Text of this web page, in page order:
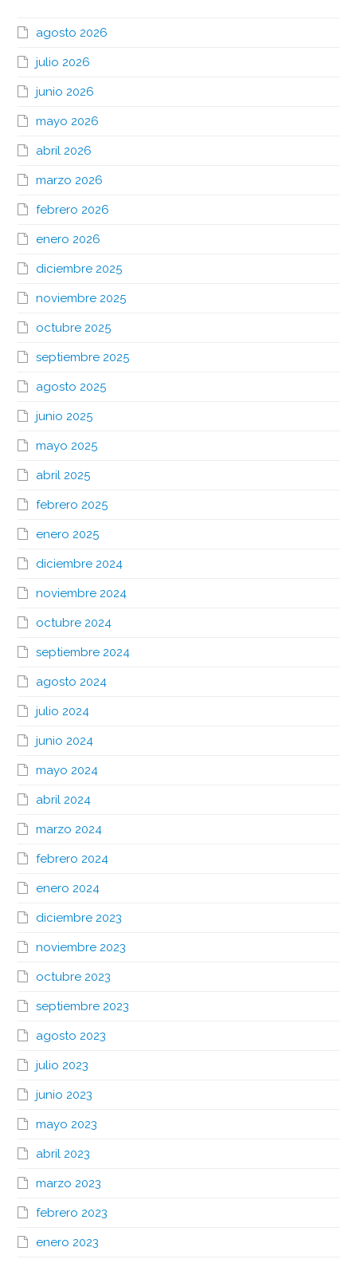
agosto 2026
julio 2026
junio 2026
mayo 2026
abril 2026
marzo 2026
febrero 2026
enero 2026
diciembre 2025
noviembre 2025
octubre 2025
septiembre 2025
agosto 2025
junio 2025
mayo 2025
abril 2025
febrero 2025
enero 2025
diciembre 2024
noviembre 2024
octubre 2024
septiembre 2024
agosto 2024
julio 2024
junio 2024
mayo 2024
abril 2024
marzo 2024
febrero 2024
enero 2024
diciembre 2023
noviembre 2023
octubre 2023
septiembre 2023
agosto 2023
julio 2023
junio 2023
mayo 2023
abril 2023
marzo 2023
febrero 2023
enero 2023